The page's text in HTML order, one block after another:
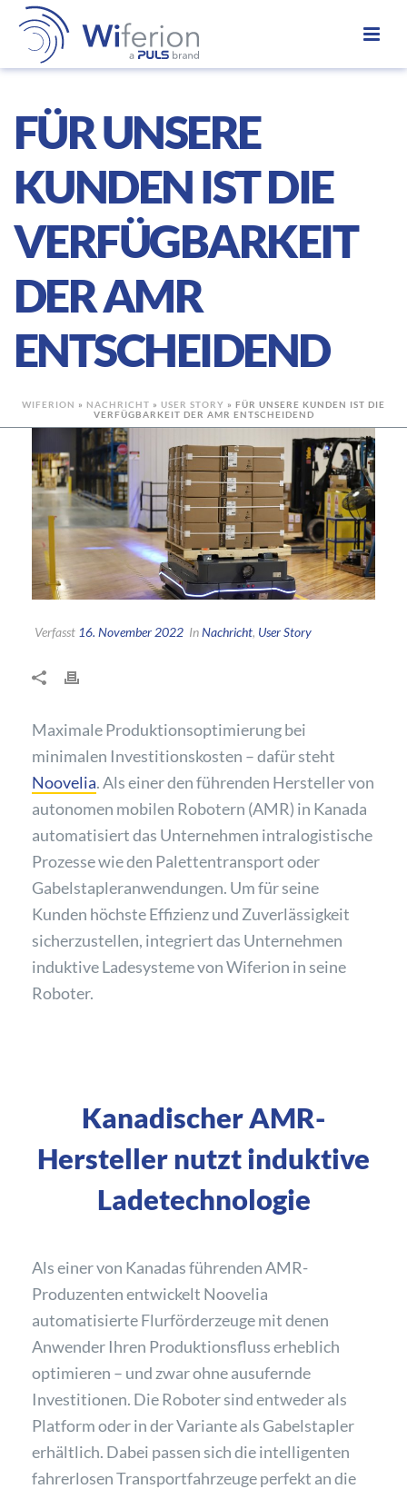
FÜR UNSERE
KUNDEN IST DIE
VERFÜGBARKEIT
DER AMR
ENTSCHEIDEND
WIFERION » NACHRICHT » USER STORY » FÜR UNSERE KUNDEN IST DIE
VERFÜGBARKEIT DER AMR ENTSCHEIDEND
Verfasst 16. November 2022 InNachricht, User Story
Maximale Produktionsoptimierung bei
minimalen Investitionskosten – dafür steht
Noovelia. Als einer den führenden Hersteller von
autonomen mobilen Robotern (AMR) in Kanada
automatisiert das Unternehmen intralogistische
Prozesse wie den Palettentransport oder
Gabelstapleranwendungen. Um für seine
Kunden höchste Effizienz und Zuverlässigkeit
sicherzustellen, integriert das Unternehmen
induktive Ladesysteme von Wiferion in seine
Roboter.
Kanadischer AMR-
Hersteller nutzt induktive
Ladetechnologie
Als einer von Kanadas führenden AMR-
Produzenten entwickelt Noovelia
automatisierte Flurförderzeuge mit denen
Anwender Ihren Produktionsfluss erheblich
optimieren – und zwar ohne ausufernde
Investitionen. Die Roboter sind entweder als
Platform oder in der Variante als Gabelstapler
erhältlich. Dabei passen sich die intelligenten
fahrerlosen Transportfahrzeuge perfekt an die